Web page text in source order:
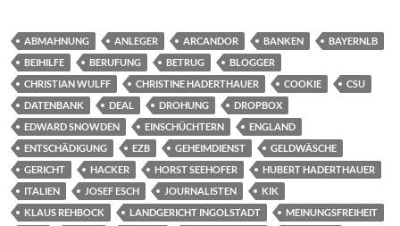
ABMAHNUNG ANLEGER ARCANDOR BANKEN
BAYERNLB
BEIHILFE
BERUFUNG BETRUG
BLOGGER
CHRISTIAN WULFF
CHRISTINE HADERTHAUER COOKIE
CSU
DATENBANK
DEAL DROHUNG
DROPBOX
EDWARD SNOWDEN
EINSCHÜCHTERN
ENGLAND
ENTSCHÄDIGUNG
EZB GEHEIMDIENST
GELDWÄSCHE
GERICHT
HACKER HORST SEEHOFER
HUBERT HADERTHAUER
ITALIEN
JOSEF ESCH JOURNALISTEN
KIK
KLAUS REHBOCK
LANDGERICHT INGOLSTADT
MEINUNGSFREIHEIT